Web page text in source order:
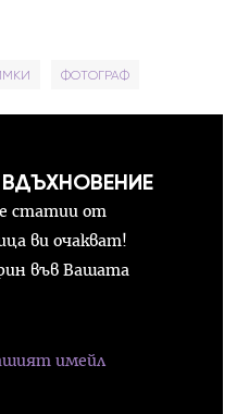
ФОТОГРАФ
статии от
ви очакват!
във Вашата
имейл